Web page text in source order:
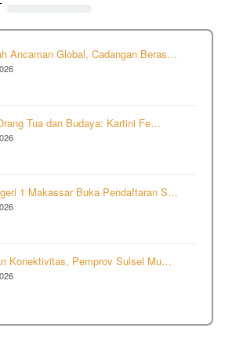
Ancaman Global, Cadangan Beras…
Tua dan Budaya: Kartini Fe…
1 Makassar Buka Pendaftaran S…
Konektivitas, Pemprov Sulsel Mu…